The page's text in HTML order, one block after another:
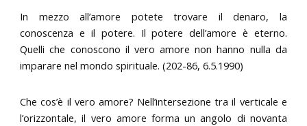
In mezzo all’amore potete trovare il denaro, la
conoscenza e il potere. Il potere dell’amore è eterno.
Quelli che conoscono il vero amore non hanno nulla da
imparare nel mondo spirituale. (202-86, 6.5.1990)
Che cos’è il vero amore? Nell’intersezione tra il verticale e
l’orizzontale, il vero amore forma un angolo di novanta